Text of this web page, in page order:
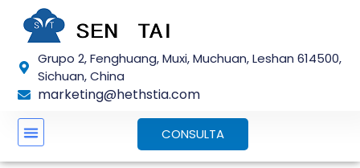
Grupo 2, Fenghuang, Muxi, Muchuan, Leshan 614500,
Sichuan, China
marketing@hethstia.com
CONSULTA